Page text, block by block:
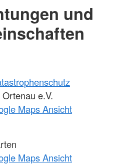
und
e.V.
Maps Ansicht
Maps Ansicht